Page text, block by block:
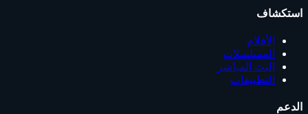
استكشاف
الأفلام
المسلسلات
البث المباشر
التطبيقات
الدعم